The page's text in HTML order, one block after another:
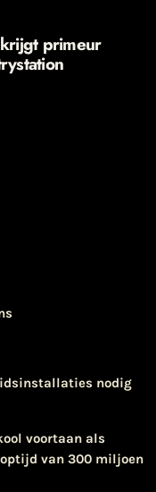
primeur
nodig
voortaan als
van 300 miljoen